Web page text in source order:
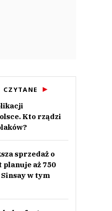
CZYTANE
Kto rządzi
sprzedaż o
planuje aż 750
w tym